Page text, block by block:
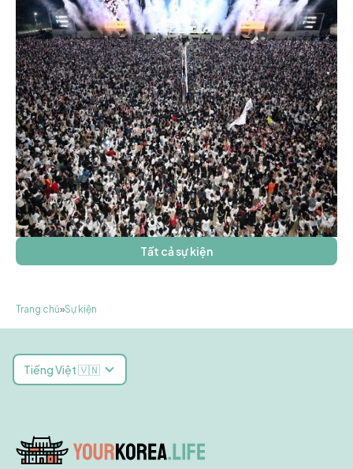
Tất cả sự kiện
Trang chủ»Sự kiện
Tiếng Việt 🇻🇳